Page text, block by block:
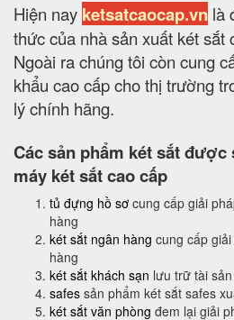
Hiện nay ketsatcaocap.vn là
thức của nhà sản xuất két sắt
Ngoài ra chúng tôi còn cung
khẩu cao cấp cho thị trường
lý chính hãng.
Các sản phẩm két sắt được
máy két sắt cao cấp
tủ đựng hồ sơ cung cấp giải
hàng
két sắt ngân hàng cung cấp
hàng
két sắt khách sạn lưu trữ tài
safes sản phẩm két sắt safes
két sắt văn phòng đem lại giải